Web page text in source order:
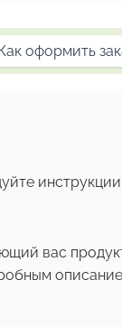
оформить
вас